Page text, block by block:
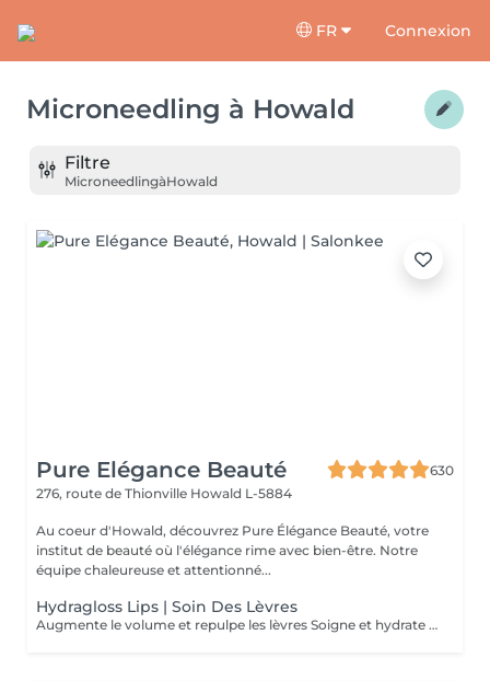
FR Connexion
Microneedling à Howald
Filtre
MicroneedlingàHowald
Pure Elégance Beauté
630
276, route de Thionville Howald L-5884
Au coeur d'Howald, découvrez Pure Élégance Beauté, votre
institut de beauté où l'élégance rime avec bien-être. Notre
équipe chaleureuse et attentionné...
Hydragloss Lips | Soin Des Lèvres
Augmente le volume et repulpe les lèvres Soigne et hydrate les lèvres Diminue les rides et ridules